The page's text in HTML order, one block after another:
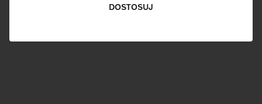
DOSTOSUJ